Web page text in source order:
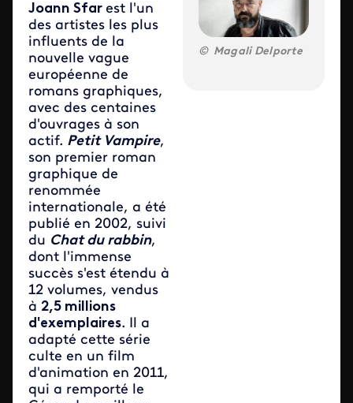
Joann Sfar est l'un
des artistes les plus
influents de la
nouvelle vague
européenne de
romans graphiques,
avec des centaines
d'ouvrages à son
actif. Petit Vampire,
son premier roman
graphique de
renommée
internationale, a été
publié en 2002, suivi
du Chat du rabbin,
dont l'immense
succès s'est étendu à
12 volumes, vendus
à 2,5 millions
d'exemplaires. Il a
adapté cette série
culte en un film
d'animation en 2011,
qui a remporté le
Magali Delporte